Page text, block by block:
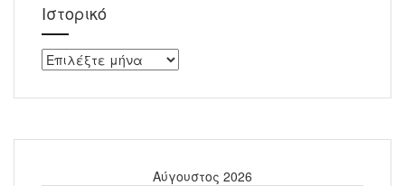
Ιστορικό
Ιστορικό
Αύγουστος 2026